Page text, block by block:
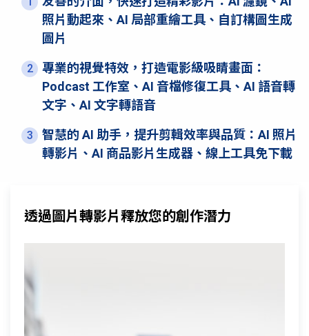
照片動起來、AI 局部重繪工具、自訂構圖生成
圖片
2
專業的視覺特效，打造電影級吸睛畫面：
Podcast 工作室、AI 音檔修復工具、AI 語音轉
文字、AI 文字轉語音
3
智慧的 AI 助手，提升剪輯效率與品質：AI 照片
轉影片、AI 商品影片生成器、線上工具免下載
透過圖片轉影片釋放您的創作潛力